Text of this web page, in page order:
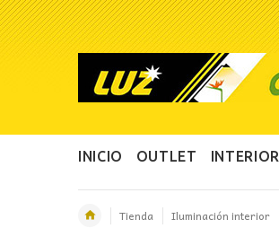
INICIO OUTLET INTERIOR
Tienda Iluminación interior